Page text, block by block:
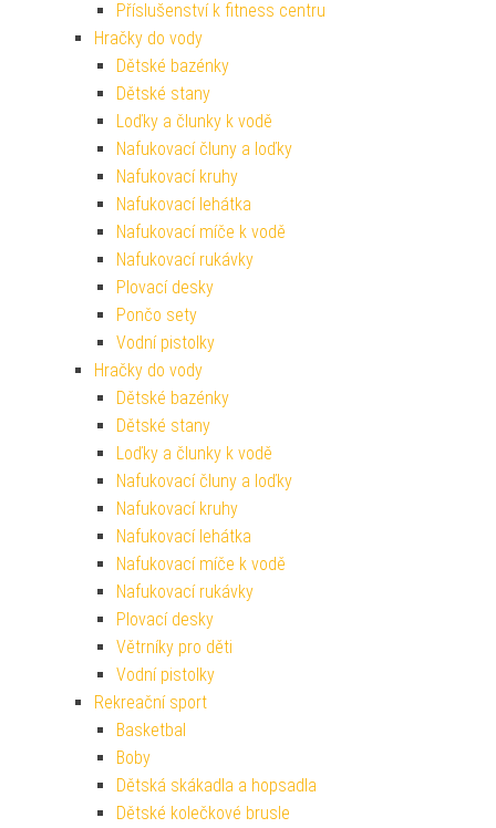
Příslušenství k fitness centru
Hračky do vody
Dětské bazénky
Dětské stany
Loďky a člunky k vodě
Nafukovací čluny a loďky
Nafukovací kruhy
Nafukovací lehátka
Nafukovací míče k vodě
Nafukovací rukávky
Plovací desky
Pončo sety
Vodní pistolky
Hračky do vody
Dětské bazénky
Dětské stany
Loďky a člunky k vodě
Nafukovací čluny a loďky
Nafukovací kruhy
Nafukovací lehátka
Nafukovací míče k vodě
Nafukovací rukávky
Plovací desky
Větrníky pro děti
Vodní pistolky
Rekreační sport
Basketbal
Boby
Dětská skákadla a hopsadla
Dětské kolečkové brusle